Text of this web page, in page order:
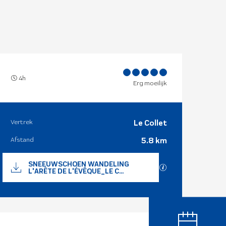
4h
Erg moeilijk
Praktische
Vertrek Le Collet
Afstand 5.8 km
Documentatie
SNEEUWSCHOEN WANDELING
L'ARÊTE DE L'ÉVÊQUE_LE C... Met GPX / KML-